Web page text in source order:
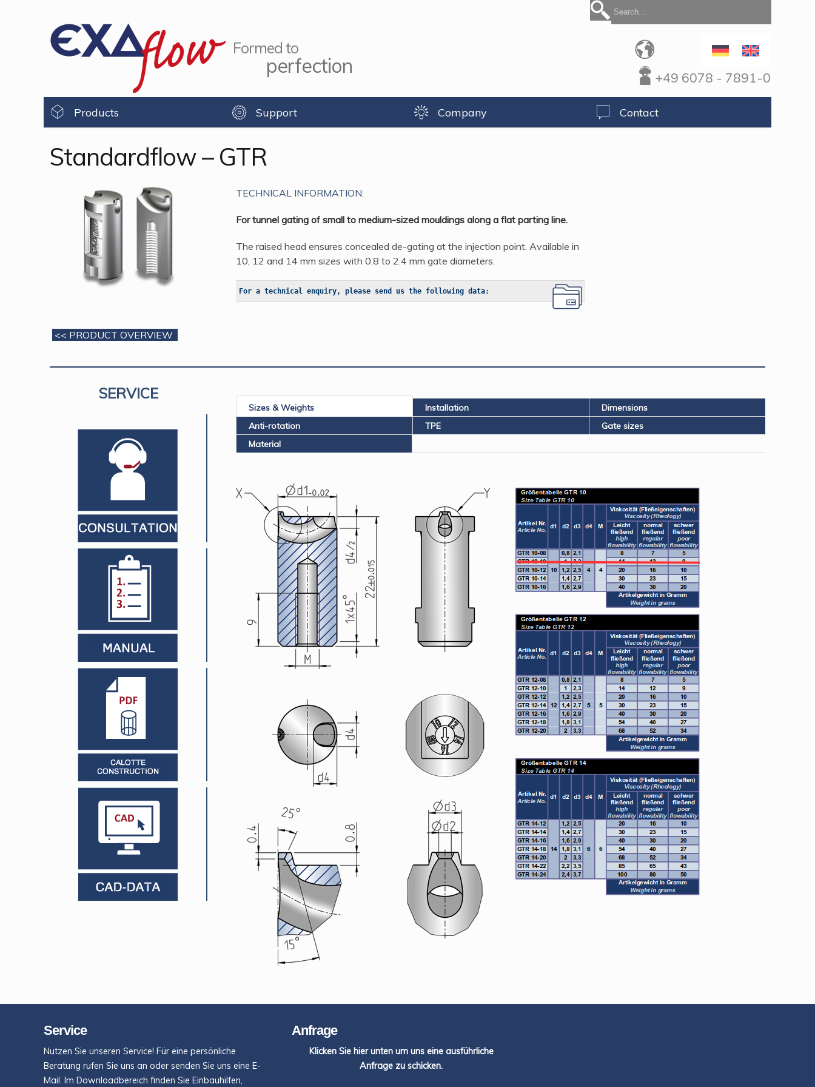
+49 6078 - 7891-0
Formed to
perfection
Products Support Company Contact
Standardflow – GTR
TECHNICAL INFORMATION:
For tunnel gating of small to medium-sized mouldings along a flat parting line.
The raised head ensures concealed de-gating at the injection point. Available in
10, 12 and 14 mm sizes with 0.8 to 2.4 mm gate diameters.
For a technical enquiry, please send us the following data:
<< PRODUCT OVERVIEW
Sizes & Weights Installation
Dimensions
Anti-rotation
TPE
Gate sizes
Material
SERVICE
Service
Nutzen Sie unseren Service! Für eine persönliche
Beratung rufen Sie uns an oder senden Sie uns eine E-
Mail. Im Downloadbereich finden Sie Einbauhilfen,
Anfrage
Klicken Sie hier unten um uns eine ausführliche
Anfrage zu schicken.